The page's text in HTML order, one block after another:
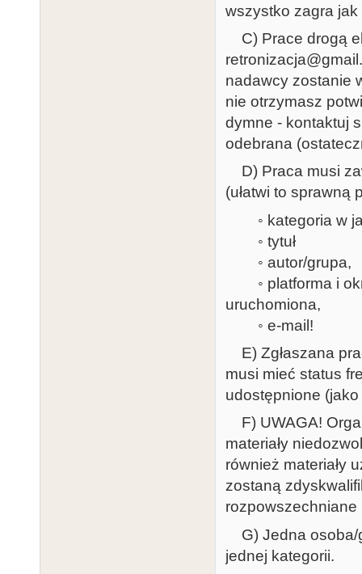
wszystko zagra
C) Prace drogą
nadawcy zostanie
nie otrzymasz
dymne - kontaktuj
odebrana
D) Praca musi
(ułatwi to sprawną
◦ kategoria w
◦ tytuł
◦ autor/grupa,
◦ platforma i
uruchomiona,
◦ e-mail!
E) Zgłaszana
musi mieć status
udostępnione
F) UWAGA!
materiały
również materiały
zostaną
G) Jedna osoba/
jednej kategorii.